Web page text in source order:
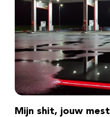
Mijn shit, jouw mest